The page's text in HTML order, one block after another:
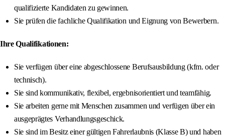
qualifizierte Kandidaten zu gewinnen.
Sie prüfen die fachliche Qualifikation und Eignung von Bewerbern.
Ihre Qualifikationen:
Sie verfügen über eine abgeschlossene Berufsausbildung (kfm. oder
technisch).
Sie sind kommunikativ, flexibel, ergebnisorientiert und teamfähig.
Sie arbeiten gerne mit Menschen zusammen und verfügen über ein
ausgeprägtes Verhandlungsgeschick.
Sie sind im Besitz einer gültigen Fahrerlaubnis (Klasse B) und haben